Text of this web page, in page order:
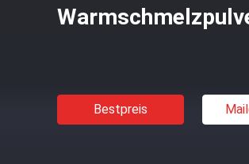
Bestpreis